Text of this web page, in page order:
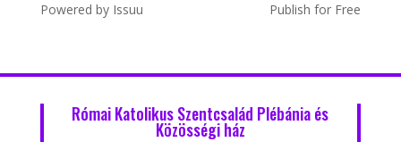
Powered by Issuu Publish for Free
Római Katolikus Szentcsalád Plébánia és
Közösségi ház